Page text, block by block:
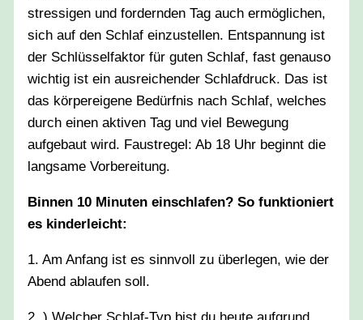
stressigen und fordernden Tag auch ermöglichen,
sich auf den Schlaf einzustellen. Entspannung ist
der Schlüsselfaktor für guten Schlaf, fast genauso
wichtig ist ein ausreichender Schlafdruck. Das ist
das körpereigene Bedürfnis nach Schlaf, welches
durch einen aktiven Tag und viel Bewegung
aufgebaut wird. Faustregel: Ab 18 Uhr beginnt die
langsame Vorbereitung.
Binnen 10 Minuten einschlafen? So funktioniert
es kinderleicht:
1. Am Anfang ist es sinnvoll zu überlegen, wie der
Abend ablaufen soll.